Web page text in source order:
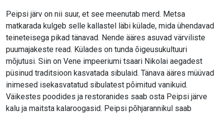
Peipsi järv on nii suur, et see meenutab merd. Metsa
matkarada kulgeb selle kallastel läbi külade, mida ühendavad
teineteisega pikad tänavad. Nende ääres asuvad värviliste
puumajakeste read. Külades on tunda õigeusukultuuri
mõjutusi. Siin on Vene impeeriumi tsaari Nikolai aegadest
püsinud traditsioon kasvatada sibulaid. Tänava ääres müüvad
inimesed isekasvatatud sibulatest põimitud vanikuid.
Väikestes poodides ja restoranides saab osta Peipsi järve
kalu ja maitsta kalaroogasid. Peipsi põhjarannikul saab